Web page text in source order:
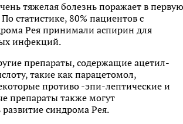
тяжелая болезнь поражает в первую
статистике, 80% пациентов с
Рея принимали аспирин для
инфекций.
препараты, содержащие ацетил-
такие как парацетомол,
противо -эпи-лептические и
препараты также могут
развитие синдрома Рея.